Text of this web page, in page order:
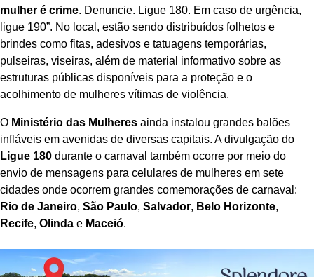
mulher é crime. Denuncie. Ligue 180. Em caso de urgência,
ligue 190”. No local, estão sendo distribuídos folhetos e
brindes como fitas, adesivos e tatuagens temporárias,
pulseiras, viseiras, além de material informativo sobre as
estruturas públicas disponíveis para a proteção e o
acolhimento de mulheres vítimas de violência.
O Ministério das Mulheres ainda instalou grandes balões
infláveis em avenidas de diversas capitais. A divulgação do
Ligue 180 durante o carnaval também ocorre por meio do
envio de mensagens para celulares de mulheres em sete
cidades onde ocorrem grandes comemorações de carnaval:
Rio de Janeiro, São Paulo, Salvador, Belo Horizonte,
Recife, Olinda e Maceió.